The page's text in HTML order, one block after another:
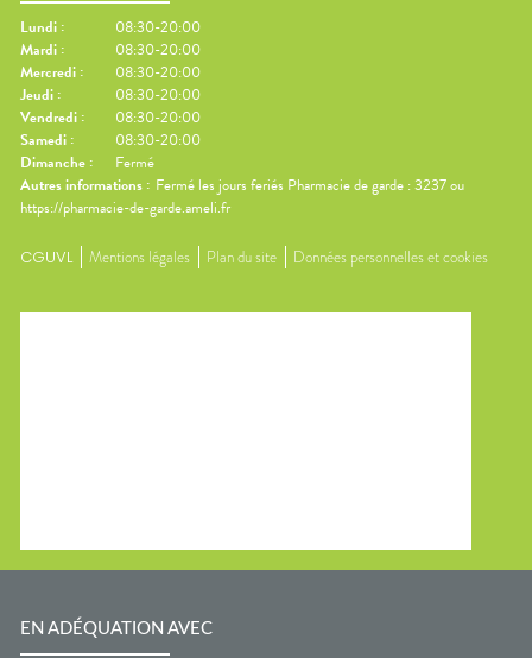
Lundi :
08:30-20:00
Mardi :
08:30-20:00
Mercredi :
08:30-20:00
Jeudi :
08:30-20:00
Vendredi :
08:30-20:00
Samedi :
08:30-20:00
Dimanche :
Fermé
Autres informations : Fermé les jours feriés Pharmacie de garde : 3237 ou
https://pharmacie-de-garde.ameli.fr
CGUVL Mentions légales Plan du site Données personnelles et cookies
EN ADÉQUATION AVEC